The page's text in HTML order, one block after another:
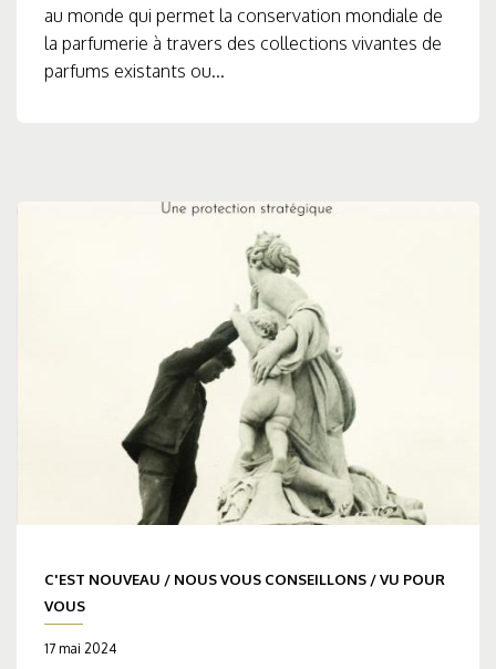
au monde qui permet la conservation mondiale de
la parfumerie à travers des collections vivantes de
parfums existants ou...
C'EST NOUVEAU / NOUS VOUS CONSEILLONS /VU POUR
VOUS
17 mai 2024